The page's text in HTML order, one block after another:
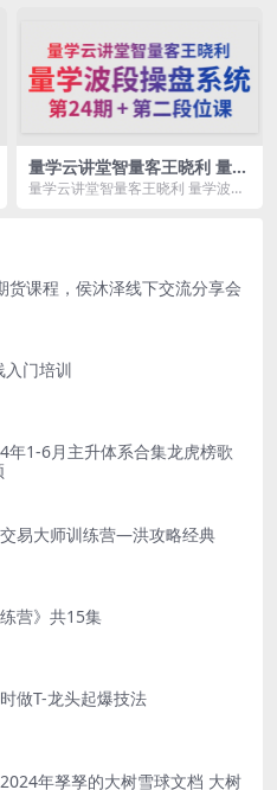
量学云讲堂智量客王晓利 量学
波段操盘系统 第24期+第二段
量学云讲堂智量客王晓利 量学波段
货课程，侯沐泽线下交流分享会
入门培训
年1-6月主升体系合集龙虎榜歌
易大师训练营—洪攻略经典
营》共15集
做T-龙头起爆技法
2024年孥孥的大树雪球文档 大树